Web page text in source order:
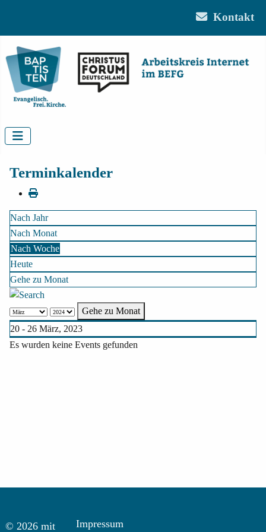
Kontakt
Terminkalender
Nach Jahr
Nach Monat
Nach Woche
Heute
Gehe zu Monat
Gehe zu Monat
20 - 26 März, 2023
Es wurden keine Events gefunden
© 2026 mit Impressum